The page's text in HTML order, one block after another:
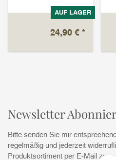
AUF LAGER
24,90 € *
Newsletter
Bitte senden Sie mir
regelmäßig und jederzeit
Produktsortiment per E-Mail zu.